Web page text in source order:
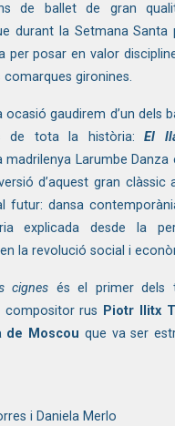
de ballet de gran
durant la Setmana Santa
per posar en valor
comarques gironines.
ocasió gaudirem d’un dels
de tota la història: El
madrilenya Larumbe Danza
d’aquest gran clàssic
futur: dansa
explicada desde la
la revolució social i
cignes és el primer dels
compositor rus Piotr Ilitx
de Moscou que va ser
i Daniela Merlo